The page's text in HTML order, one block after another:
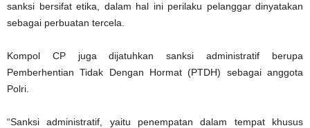
sanksi bersifat etika, dalam hal ini perilaku pelanggar dinyatakan
sebagai perbuatan tercela.
Kompol CP juga dijatuhkan sanksi administratif berupa
Pemberhentian Tidak Dengan Hormat (PTDH) sebagai anggota
Polri.
“Sanksi administratif, yaitu penempatan dalam tempat khusus